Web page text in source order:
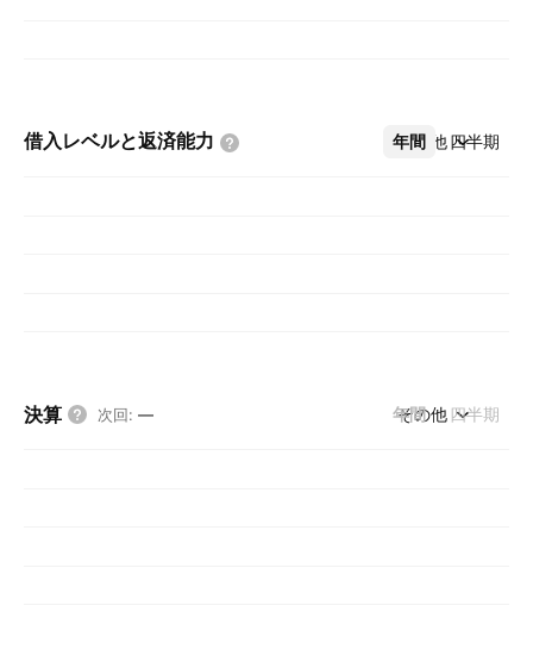
借入レベルと返済能力 年間 四半期
その他
決算 次回: — 年間 四半期
その他